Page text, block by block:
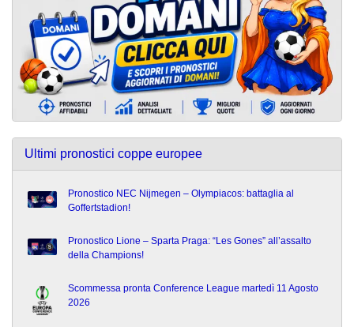
Ultimi pronostici coppe europee
Pronostico NEC Nijmegen – Olympiacos: battaglia al
Goffertstadion!
Pronostico Lione – Sparta Praga: “Les Gones” all’assalto
della Champions!
Scommessa pronta Conference League martedì 11 Agosto
2026